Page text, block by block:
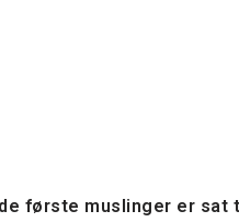
første muslinger er sat